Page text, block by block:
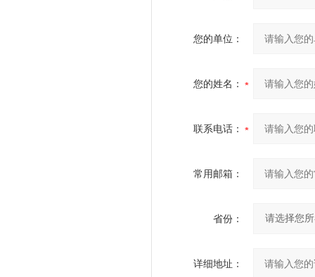
您的单位：
您的姓名：
联系电话：
常用邮箱：
省份：
详细地址：